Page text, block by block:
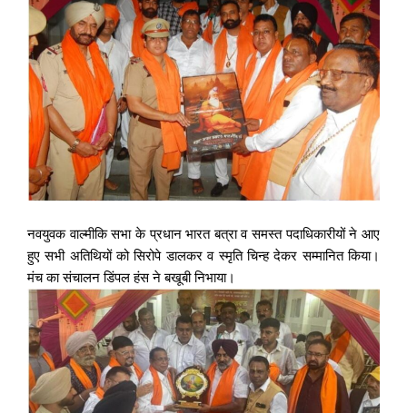
नवयुवक वाल्मीकि सभा के प्रधान भारत बत्रा व समस्त पदाधिकारीयों ने आए
हुए सभी अतिथियों को सिरोपे डालकर व स्मृति चिन्ह देकर सम्मानित किया।
मंच का संचालन डिंपल हंस ने बखूबी निभाया।